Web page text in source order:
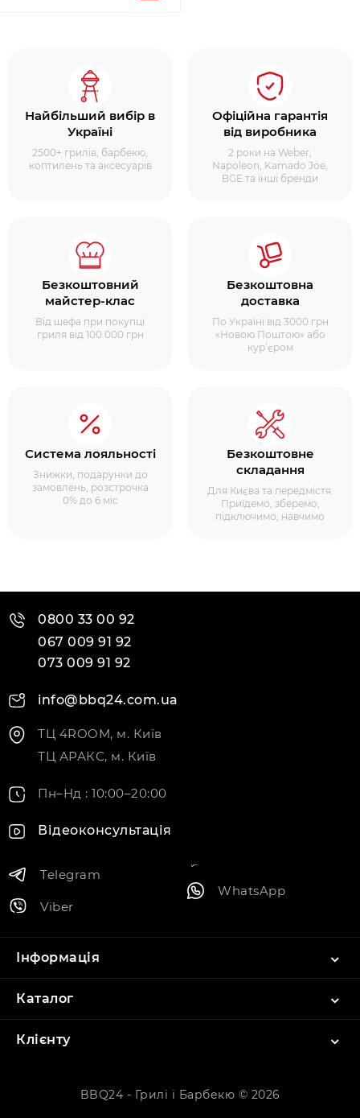
Найбільший вибір в
Україні
2500+ грилів, барбекю,
коптилень та аксесуарів
Офіційна гарантія
від виробника
2 роки на Weber,
Napoleon, Kamado Joe,
BGE та інші бренди
Безкоштовний
майстер-клас
Від шефа при покупці
гриля від 100 000 грн
Безкоштовна
доставка
По Україні від 3000 грн
«Новою Поштою» або
кур’єром
Система лояльності
Знижки, подарунки до
замовлень, розстрочка
0% до 6 міс
Безкоштовне
складання
Для Києва та передмістя.
Приїдемо, зберемо,
підключимо, навчимо
0800 33 00 92
067 009 91 92
073 009 91 92
info@bbq24.com.ua
ТЦ 4ROOM, м. Київ
ТЦ АРАКС, м. Київ
Пн–Нд : 10:00–20:00
Відеоконсультація
Telegram
Viber
WhatsApp
Інформація
Каталог
Клієнту
BBQ24 - Грилі і Барбекю © 2026